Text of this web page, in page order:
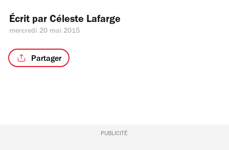
Écrit par Céleste Lafarge
mercredi 20 mai 2015
Partager
PUBLICITÉ